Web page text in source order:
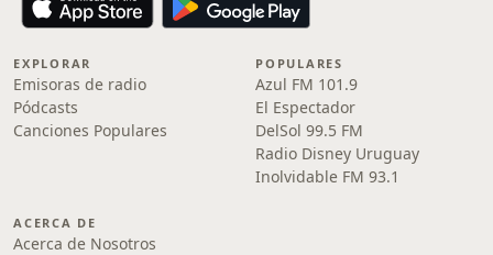
EXPLORAR
Emisoras de radio
Pódcasts
Canciones Populares
POPULARES
Azul FM 101.9
El Espectador
DelSol 99.5 FM
Radio Disney Uruguay
Inolvidable FM 93.1
ACERCA DE
Acerca de Nosotros